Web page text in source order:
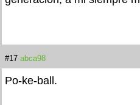
#17 abca98
Po-ke-ball.